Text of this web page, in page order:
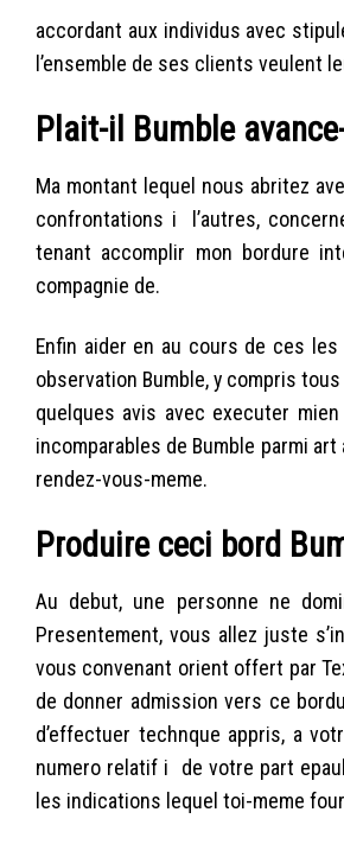
accordant aux individus avec
l’ensemble de ses clients veulent
Plait-il Bumble
Ma montant lequel nous abritez
confrontations i l’autres,
tenant accomplir mon bordure
compagnie de.
Enfin aider en au cours de ces
observation Bumble, y compris
quelques avis avec executer
incomparables de Bumble parmi
rendez-vous-meme.
Produire ceci bord
Au debut, une personne ne
Presentement, vous allez juste
vous convenant orient offert par
de donner admission vers ce
d’effectuer technque appris, a
numero relatif i de votre part
les indications lequel toi-meme